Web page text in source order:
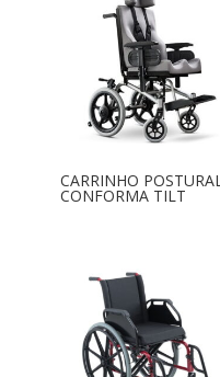
CARRINHO POSTURAL
CONFORMA TILT